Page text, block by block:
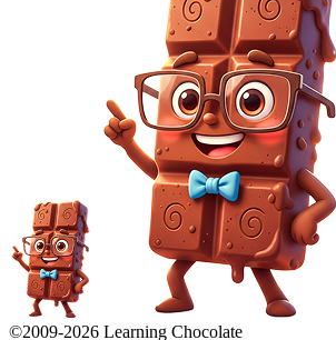
©2009-2026 Learning Chocolate